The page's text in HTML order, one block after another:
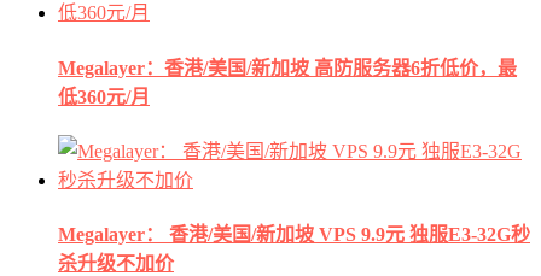
Megalayer：香港/美国/新加坡 高防服务器6折低价，最
低360元/月
Megalayer： 香港/美国/新加坡 VPS 9.9元 独服E3-32G秒
杀升级不加价